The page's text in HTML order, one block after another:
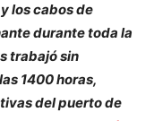
los cabos de
durante toda la
trabajó sin
1400 horas,
del puerto de